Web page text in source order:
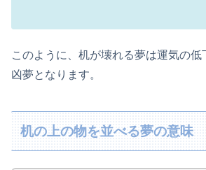
このように、机が壊れる夢は運気の低
凶夢となります。
机の上の物を並べる夢の意味